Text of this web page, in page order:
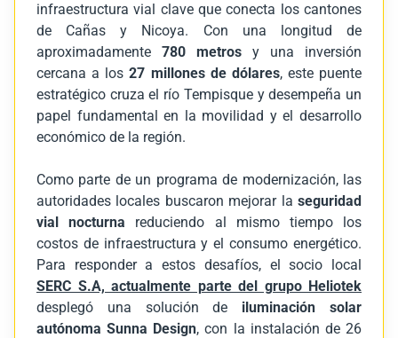
infraestructura vial clave que conecta los cantones
de Cañas y Nicoya. Con una longitud de
aproximadamente 780 metros y una inversión
cercana a los27 millones de dólares, este puente
estratégico cruza el río Tempisque y desempeña un
papel fundamental en la movilidad y el desarrollo
económico de la región.
Como parte de un programa de modernización, las
autoridades locales buscaron mejorar la seguridad
vial nocturna reduciendo al mismo tiempo los
costos de infraestructura y el consumo energético.
Para responder a estos desafíos, el socio local
SERC S.A, actualmente parte del grupo Heliotek
desplegó una solución de iluminación solar
autónoma Sunna Design, con la instalación de 26